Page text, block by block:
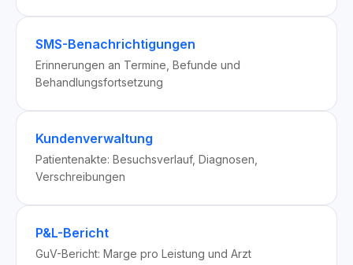
SMS-Benachrichtigungen
Erinnerungen an Termine, Befunde und
Behandlungsfortsetzung
Kundenverwaltung
Patientenakte: Besuchsverlauf, Diagnosen,
Verschreibungen
P&L-Bericht
GuV-Bericht: Marge pro Leistung und Arzt